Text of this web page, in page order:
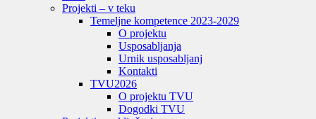
Projekti – v teku
Temeljne kompetence 2023-2029
O projektu
Usposabljanja
Urnik usposabljanj
Kontakti
TVU2026
O projektu TVU
Dogodki TVU